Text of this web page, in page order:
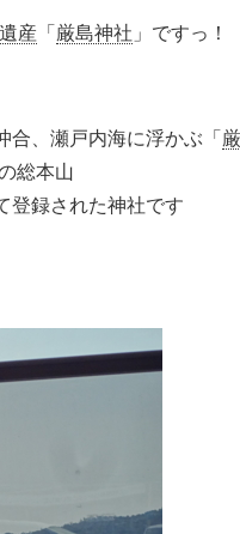
産 「 厳島神社 」ですっ！
合、瀬戸内海に浮かぶ「
総本山
登録された神社です